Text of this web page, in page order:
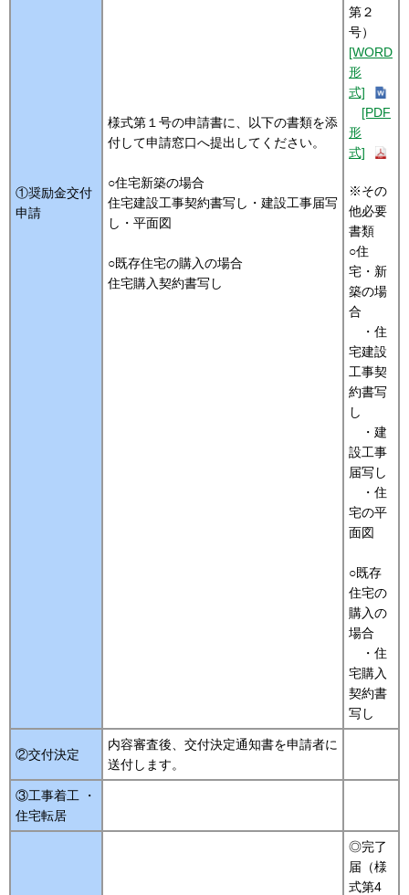
①奨励金交付
申請
様式第１号の申請書に、以下の書類を添
付して申請窓口へ提出してください。
○住宅新築の場合
住宅建設工事契約書写し・建設工事届写
し・平面図
○既存住宅の購入の場合
住宅購入契約書写し
第２
号）
[WORD
形
式]
[PDF
形
式]
※その
他必要
書類
○住
宅・新
築の場
合
・住
宅建設
工事契
約書写
し
・建
設工事
届写し
・住
宅の平
面図
○既存
住宅の
購入の
場合
・住
宅購入
契約書
写し
②交付決定
内容審査後、交付決定通知書を申請者に
送付します。
③工事着工 ・
住宅転居
◎完了
届（様
式第4